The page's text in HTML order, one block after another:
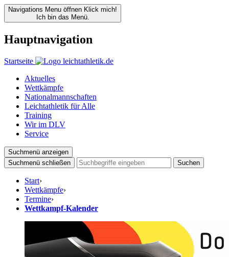
Navigations Menu öffnen Klick mich!
Ich bin das Menü.
Hauptnavigation
Startseite
Aktuelles
Wettkämpfe
Nationalmannschaften
Leichtathletik für Alle
Training
Wir im DLV
Service
Suchmenü anzeigen
Suchmenü schließen
Suchen
Start›
Wettkämpfe›
Termine›
Wettkampf-Kalender